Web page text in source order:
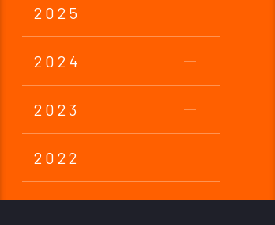
2025
2024
2023
2022
2021